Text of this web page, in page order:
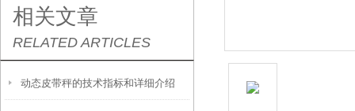
相关文章
RELATED ARTICLES
动态皮带秤的技术指标和详细介绍